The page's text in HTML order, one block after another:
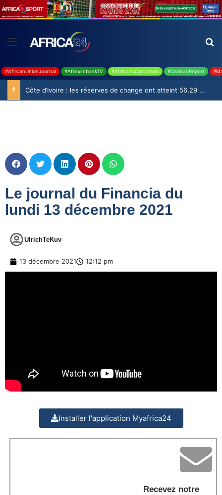
#AfricanUnionJournal #AfreximbankTV #Africa24Caribbean #CedeaoReport
Côte d’Ivoire : les réserves de change ont atteint 56,29 milliards USD en juillet
Le journal du Financia du
lundi 13 décembre 2021
UlrichTeKuv
13 décembre 2021 12:12 pm
Installer l'application Myafrica24
Recevez notre